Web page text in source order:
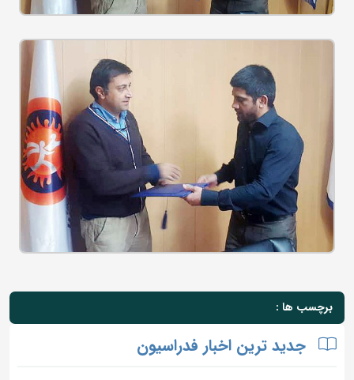
برچسب ها :
جدید ترین اخبار فدراسیون